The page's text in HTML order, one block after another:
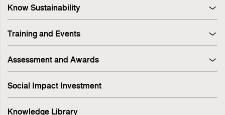
Know Sustainability
Sustainability at A Glance
Principles and Guidelines
Corporate Governance
Sustainability Management Process
Stakeholder Engagement & Materiality Analysis
ESG Risk
Sustainable Supply Chain
Training and Events
Training
Events
Assessment and Awards
Corporate Governance Report (CGR)
SET ESG Ratings
FTSE Russell ESG Scores
Social Impact Investment
Knowledge Library